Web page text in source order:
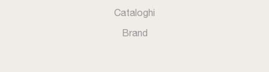
Cataloghi
Brand